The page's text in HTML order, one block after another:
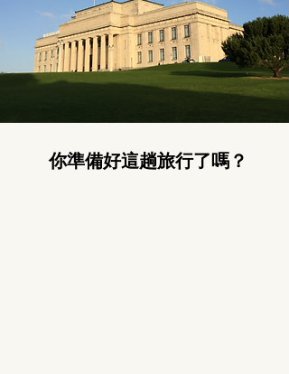
你準備好這趟旅行了嗎？